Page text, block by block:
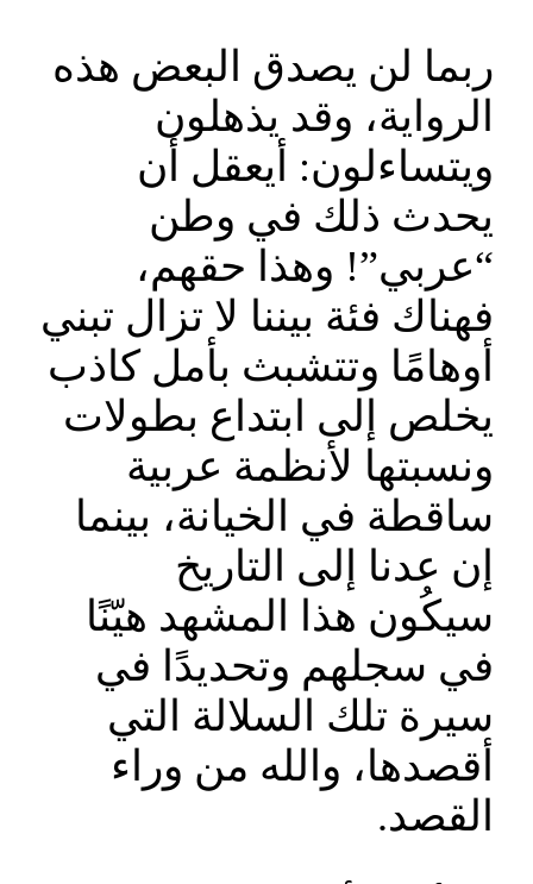
ربما لن يصدق البعض هذه
الرواية، وقد يذهلون
ويتساءلون: أيعقل أن
يحدث ذلك في وطن
“عربي”! وهذا حقهم،
فهناك فئة بيننا لا تزال تبني
أوهامًا وتتشبث بأمل كاذب
يخلص إلى ابتداع بطولات
ونسبتها لأنظمة عربية
ساقطة في الخيانة، بينما
إن عدنا إلى التاريخ
سيكُون هذا المشهد هيّنًا
في سجلهم وتحديدًا في
سيرة تلك السلالة التي
أقصدها، والله من وراء
القصد.